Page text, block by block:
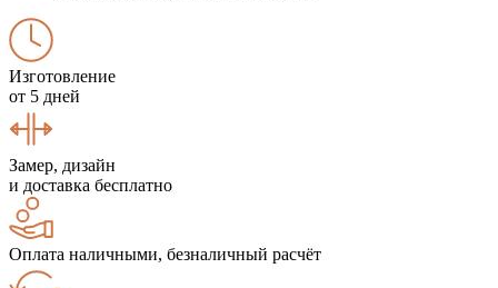
Изготовление
от 5 дней
Замер, дизайн
и доставка бесплатно
Оплата наличными, безналичный расчёт